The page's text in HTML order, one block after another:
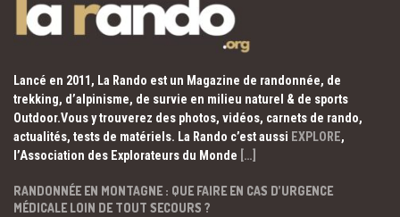
Lancé en 2011, La Rando est un Magazine de randonnée, de
trekking, d’alpinisme, de survie en milieu naturel & de sports
Outdoor.Vous y trouverez des photos, vidéos, carnets de rando,
actualités, tests de matériels. La Rando c’est aussi EXPLORE,
l’Association des Explorateurs du Monde […]
RANDONNÉE EN MONTAGNE : QUE FAIRE EN CAS D’URGENCE
MÉDICALE LOIN DE TOUT SECOURS ?